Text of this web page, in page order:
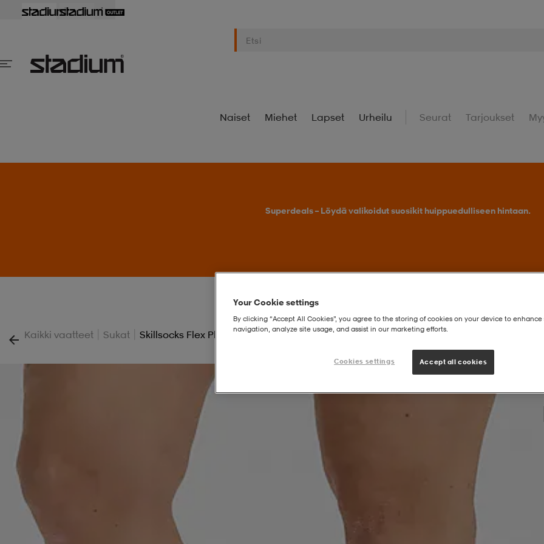
Naiset Miehet Lapset Urheilu Seurat Tarjoukset
Superdeals – Löydä valikoidut suosikit huippuedulliseen hintaan.
Kaikki vaatteet | Sukat | Skillsocks Flex Plus
Your Cookie settings
By clicking “Accept All Cookies”, you agree to the storing of cookies on your device to enhance
navigation, analyze site usage, and assist in our marketing efforts.
Cookies settings Accept all cookies